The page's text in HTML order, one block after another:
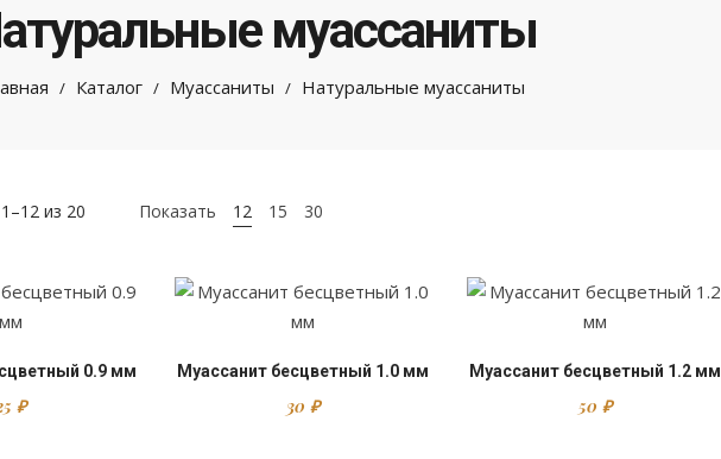
муассаниты
/ Каталог / Муассаниты / Натуральные муассаниты
из 20 Показать 12 15 30
0.9 мм
₽
Муассанит бесцветный 1.0 мм
30 ₽
Муассанит бесцветный 1.2 мм
50 ₽